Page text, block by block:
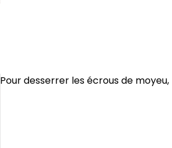
Pour desserrer les écrous de